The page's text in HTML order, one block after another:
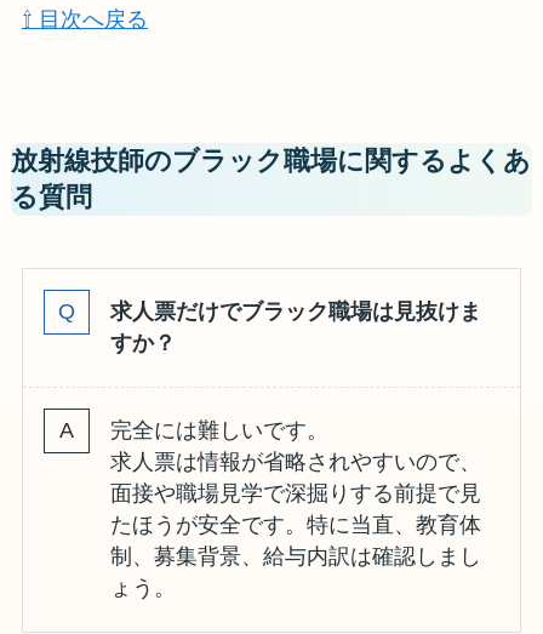
⇧ 目次へ戻る
放射線技師のブラック職場に関するよくあ
る質問
求人票だけでブラック職場は見抜けま
すか？
完全には難しいです。
求人票は情報が省略されやすいので、
面接や職場見学で深掘りする前提で見
たほうが安全です。特に当直、教育体
制、募集背景、給与内訳は確認しまし
ょう。